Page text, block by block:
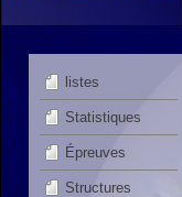
listes
Statistiques
Épreuves
Structures